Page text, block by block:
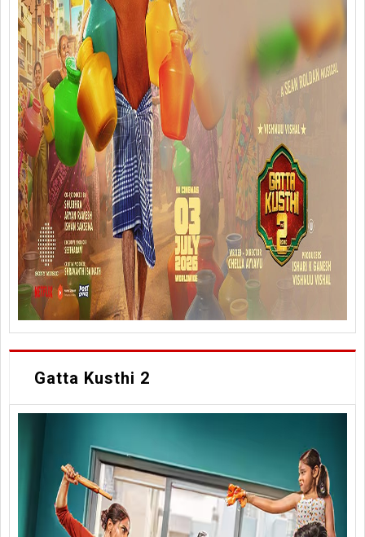
Gatta Kusthi 2